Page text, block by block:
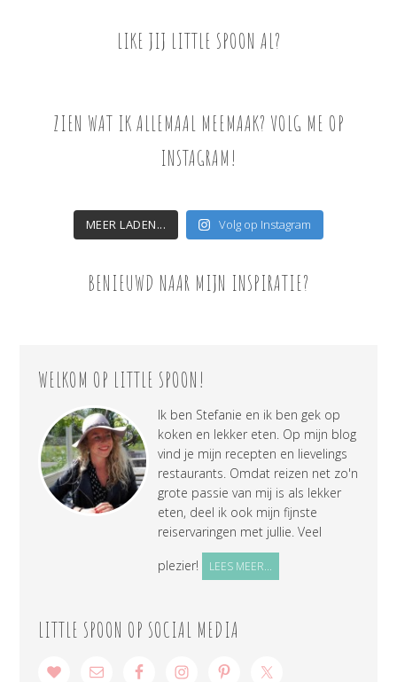
LIKE JIJ LITTLE SPOON AL?
ZIEN WAT IK ALLEMAAL MEEMAAK? VOLG ME OP
INSTAGRAM!
MEER LADEN... Volg op Instagram
BENIEUWD NAAR MIJN INSPIRATIE?
WELKOM OP LITTLE SPOON!
Ik ben Stefanie en ik ben gek op
koken en lekker eten. Op mijn blog
vind je mijn recepten en lievelings
restaurants. Omdat reizen net zo'n
grote passie van mij is als lekker
eten, deel ik ook mijn fijnste
reiservaringen met jullie. Veel
plezier!
LEES MEER...
LITTLE SPOON OP SOCIAL MEDIA